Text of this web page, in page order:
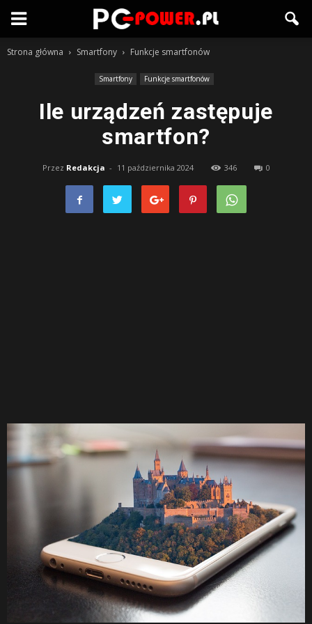
Strona główna Smartfony Funkcje smartfonów
Smartfony Funkcje smartfonów
Ile urządzeń zastępuje
smartfon?
Przez Redakcja - 11 października 2024 346 0